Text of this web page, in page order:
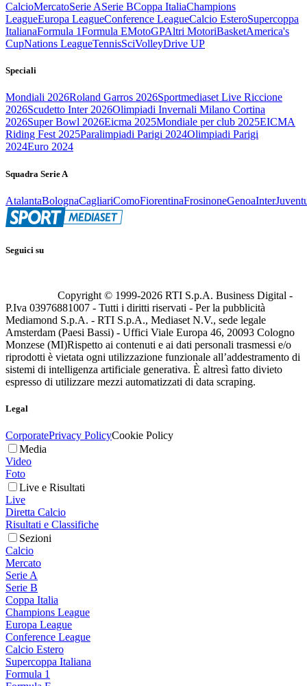
CalcioMercatoSerie ASerie BCoppa ItaliaChampions
LeagueEuropa LeagueConference LeagueCalcio EsteroSupercoppa
ItalianaFormula 1Formula EMotoGPAltri MotoriBasketAmerica's
CupNations LeagueTennisSciVolleyDrive UP
Speciali
Mondiali 2026Roland Garros 2026Sportmediaset Live Riccione
2026Scudetto Inter 2026Olimpiadi Invernali Milano Cortina
2026Super Bowl 2026Eicma 2025Mondiale per club 2025EICMA
Riding Fest 2025Paralimpiadi Parigi 2024Olimpiadi Parigi
2024Euro 2024
Squadra Serie A
AtalantaBolognaCagliariComoFiorentinaFrosinoneGenoaInter
Seguici su
Copyright © 1999-2026 RTI S.p.A. Business Digital -
P.Iva 03976881007 - Tutti i diritti riservati - Per la pubblicità
Mediamond S.p.A. - RTI S.p.A., Mediaset N.V., sede legale
Amsterdam (Paesi Bassi) - Uffici Viale Europa 46, 20093 Cologno
Monzese (MI)Rispetto ai contenuti e ai dati personali trasmessi e/o
riprodotti è vietata ogni utilizzazione funzionale all’addestramento di
sistemi di intelligenza artificiale generativa. È altresì fatto divieto
espresso di utilizzare mezzi automatizzati di data scraping.
Legal
CorporatePrivacy PolicyCookie Policy
Media
Video
Foto
Live e Risultati
Live
Diretta Calcio
Risultati e Classifiche
Sezioni
Calcio
Mercato
Serie A
Serie B
Coppa Italia
Champions League
Europa League
Conference League
Calcio Estero
Supercoppa Italiana
Formula 1